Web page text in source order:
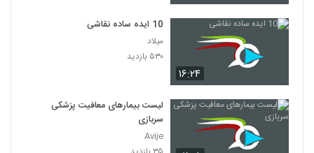
۱۶:۲۴
10 ایده ساده نقاشی
میلاد
۵۳۰ بازدید
لیست بیمارهای معافیت پزشکی
سربازی
Avije